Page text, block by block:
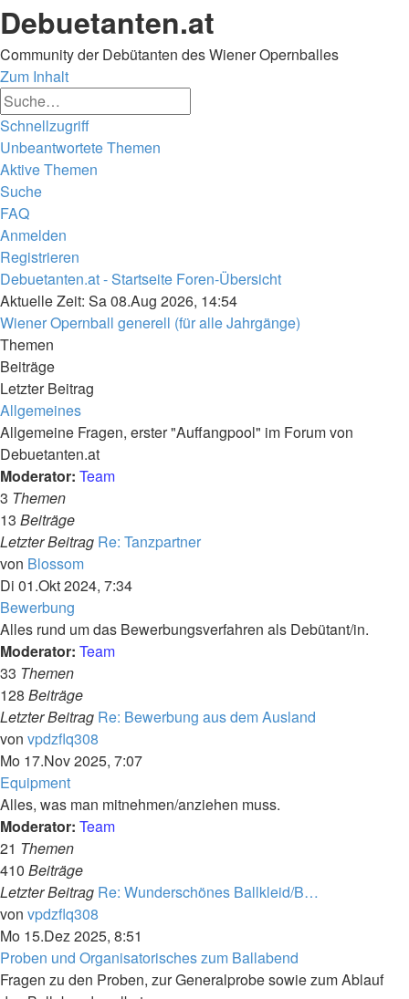
Debuetanten.at
Community der Debütanten des Wiener Opernballes
Zum Inhalt
Schnellzugriff
Unbeantwortete Themen
Aktive Themen
Suche
FAQ
Anmelden
Registrieren
Debuetanten.at - Startseite Foren-Übersicht
Suche
Aktuelle Zeit: Sa 08.Aug 2026, 14:54
Wiener Opernball generell (für alle Jahrgänge)
Themen
Beiträge
Letzter Beitrag
Allgemeines
Allgemeine Fragen, erster "Auffangpool" im Forum von
Debuetanten.at
Moderator: Team
3 Themen
13 Beiträge
Letzter Beitrag Re: Tanzpartner
von BlossomNeuester
Beitrag
Di 01.Okt 2024, 7:34
Bewerbung
Alles rund um das Bewerbungsverfahren als Debütant/in.
Moderator: Team
33 Themen
128 Beiträge
Letzter Beitrag Re: Bewerbung aus dem Ausland
von vpdzflq308
Beitrag
Mo 17.Nov 2025, 7:07
Equipment
Alles, was man mitnehmen/anziehen muss.
Moderator: Team
21 Themen
410 Beiträge
Letzter Beitrag Re: Wunderschönes Ballkleid/B…
von vpdzflq308
Beitrag
Mo 15.Dez 2025, 8:51
Proben und Organisatorisches zum Ballabend
Fragen zu den Proben, zur Generalprobe sowie zum Ablauf